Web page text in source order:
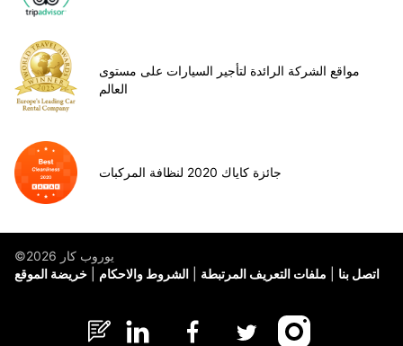
مواقع الشركة الرائدة لتأجير السيارات على مستوى
العالم
جائزة كاياك 2020 لنظافة المركبات
©يوروب كار 2026
خريضة الموقع
الشروط والاحكام ملفات التعريف المرتبطة اتصل بنا